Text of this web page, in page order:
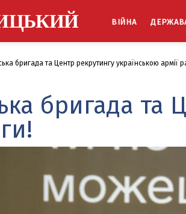
ВІЙНА
бригада та Центр рекрутингу українською армії
бригада та